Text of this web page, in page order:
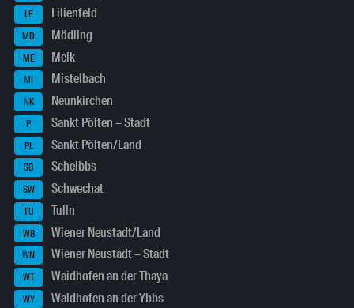
LF Lilienfeld
MD Mödling
ME Melk
MI Mistelbach
NK Neunkirchen
P Sankt Pölten – Stadt
PL Sankt Pölten/Land
SB Scheibbs
SW Schwechat
TU Tulln
WB Wiener Neustadt/Land
WN Wiener Neustadt – Stadt
WT Waidhofen an der Thaya
WY Waidhofen an der Ybbs